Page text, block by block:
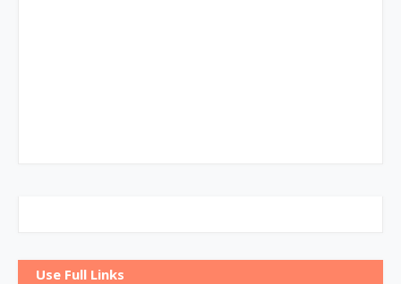
Use Full Links